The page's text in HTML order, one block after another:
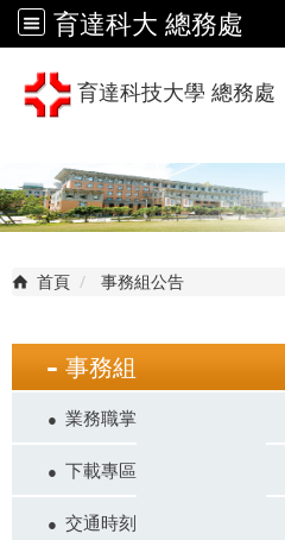
育達科大 總務處
育達科技大學 總務處
首頁 事務組公告
事務組
業務職掌
下載專區
交通時刻